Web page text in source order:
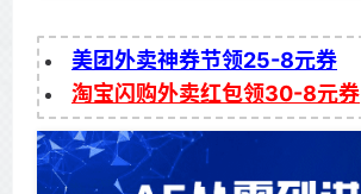
美团外卖神券节领25-8元券
淘宝闪购外卖红包领30-8元券